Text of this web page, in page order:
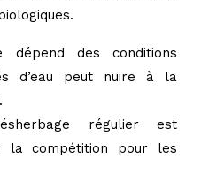
dépend des conditions
d’eau peut nuire à la
régulier est
la compétition pour les